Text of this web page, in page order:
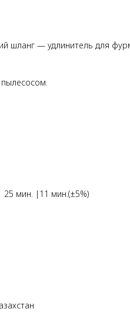
шланг — удлинитель для
мин. |11 мин.(±5%)